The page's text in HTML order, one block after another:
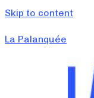
Skip to content
La Palanquée